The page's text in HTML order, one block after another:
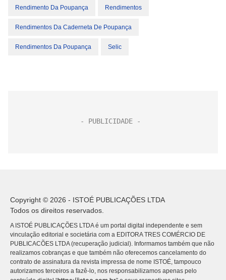
Rendimento Da Poupança Rendimentos
Rendimentos Da Caderneta De Poupança
Rendimentos Da Poupança Selic
Copyright © 2026 - ISTOÉ PUBLICAÇÕES LTDA
Todos os direitos reservados.
A ISTOÉ PUBLICAÇÕES LTDA é um portal digital independente e sem
vinculação editorial e societária com a EDITORA TRES COMÉRCIO DE
PUBLICACÕES LTDA (recuperação judicial). Informamos também que não
realizamos cobranças e que também não oferecemos cancelamento do
contrato de assinatura da revista impressa de nome ISTOÉ, tampouco
autorizamos terceiros a fazê-lo, nos responsabilizamos apenas pelo